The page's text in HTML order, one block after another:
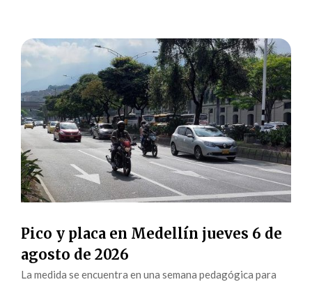
Pico y placa en Medellín jueves 6 de
agosto de 2026
La medida se encuentra en una semana pedagógica para